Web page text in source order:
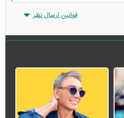
قوانین ارسال نظر